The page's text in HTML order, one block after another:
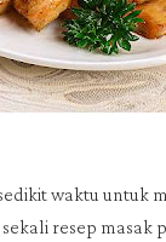
waktu untuk
resep masak